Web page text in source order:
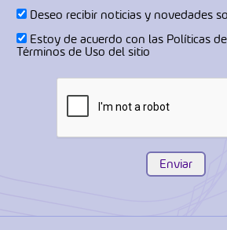
Deseo recibir noticias y novedades
Estoy de acuerdo con las Políticas
Términos de Uso del sitio